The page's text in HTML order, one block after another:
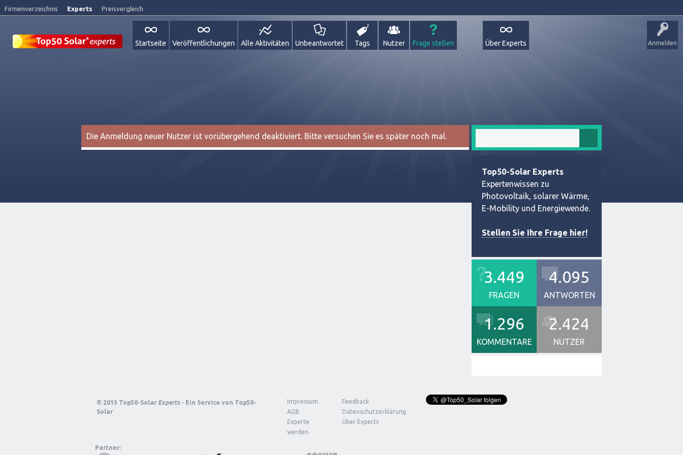
Firmenverzeichnis Experts Preisvergleich
Anmelden
Startseite Veröffentlichungen Alle Aktivitäten Unbeantwortet Tags Nutzer Frage stellen Über Experts
Die Anmeldung neuer Nutzer ist vorübergehend deaktiviert. Bitte versuchen Sie es später noch mal.
Top50-Solar Experts
Expertenwissen zu
Photovoltaik, solarer Wärme,
E-Mobility und Energiewende.
Stellen Sie Ihre Frage hier!
3.449
FRAGEN
4.095
ANTWORTEN
1.296
KOMMENTARE
2.424
NUTZER
© 2013 Top50-Solar Experts - Ein Service von Top50-
Solar
Impressum
Feedback
AGB
Datenschutzerklärung
Experte
werden
Über Experts
Partner: